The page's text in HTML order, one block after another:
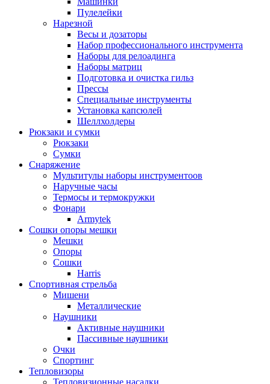
Пулелейки
Нарезной
Весы и дозаторы
Набор профессионального инструмента
Наборы для релоадинга
Наборы матриц
Подготовка и очистка гильз
Прессы
Специальные инструменты
Установка капсюлей
Шеллхолдеры
Рюкзаки и сумки
Рюкзаки
Сумки
Снаряжение
Мультитулы наборы инструментоов
Наручные часы
Термосы и термокружки
Фонари
Armytek
Сошки опоры мешки
Мешки
Опоры
Сошки
Harris
Спортивная стрельба
Мишени
Металлические
Наушники
Активные наушники
Пассивные наушники
Очки
Спортинг
Тепловизоры
Тепловизионные насадки